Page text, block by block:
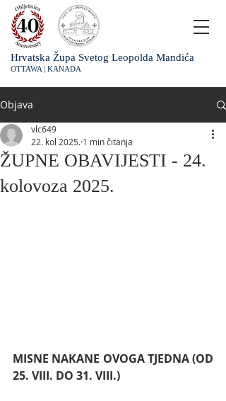
Hrvatska Župa Svetog Leopolda Mandića
OTTAWA | KANADA
Objava
ŽUPNE OBAVIJESTI - 24.
kolovoza 2025.
vlc649
22. kol 2025. 1 min čitanja
MISNE NAKANE OVOGA TJEDNA (OD
25. VIII. DO 31. VIII.)